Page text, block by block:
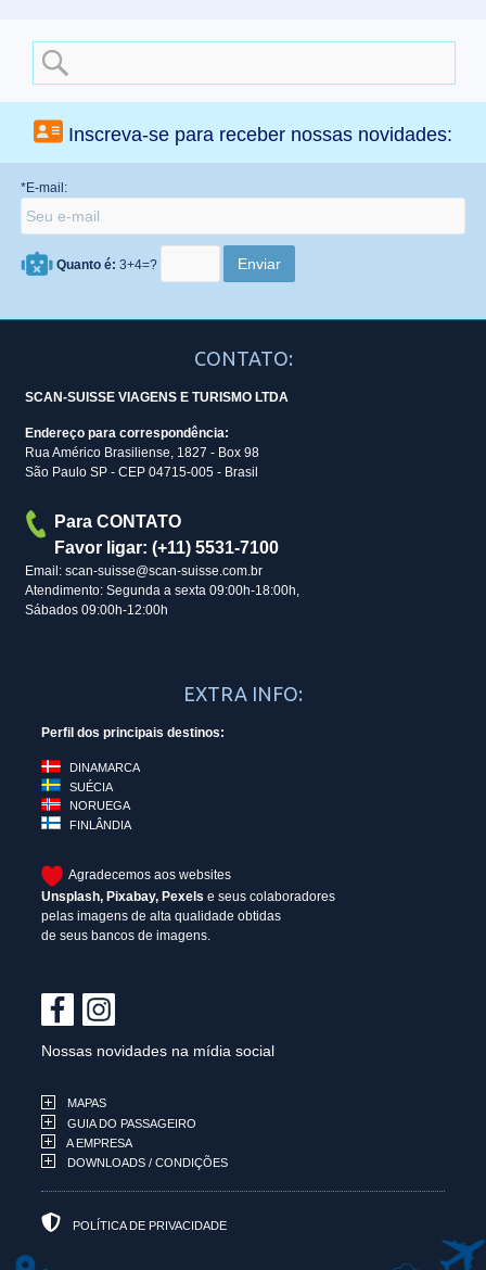
Search
for:
Inscreva-se para receber nossas novidades:
*E-mail:
Quanto é: 3+4=?
CONTATO:
SCAN-SUISSE VIAGENS E TURISMO LTDA
Endereço para correspondência:
Rua Américo Brasiliense, 1827 - Box 98
São Paulo SP - CEP 04715-005 - Brasil
Para CONTATO
Favor ligar: (+11) 5531-7100
Email: scan-suisse@scan-suisse.com.br
Atendimento: Segunda a sexta 09:00h-18:00h,
Sábados 09:00h-12:00h
EXTRA INFO:
Perfil dos principais destinos:
DINAMARCA
SUÉCIA
NORUEGA
FINLÂNDIA
Agradecemos aos websites
Unsplash, Pixabay, Pexels e seus colaboradores
pelas imagens de alta qualidade obtidas
de seus bancos de imagens.
Nossas novidades na mídia social
MAPAS
GUIA DO PASSAGEIRO
A EMPRESA
DOWNLOADS / CONDIÇÕES
POLÍTICA DE PRIVACIDADE